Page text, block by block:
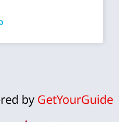
by GetYourGuide